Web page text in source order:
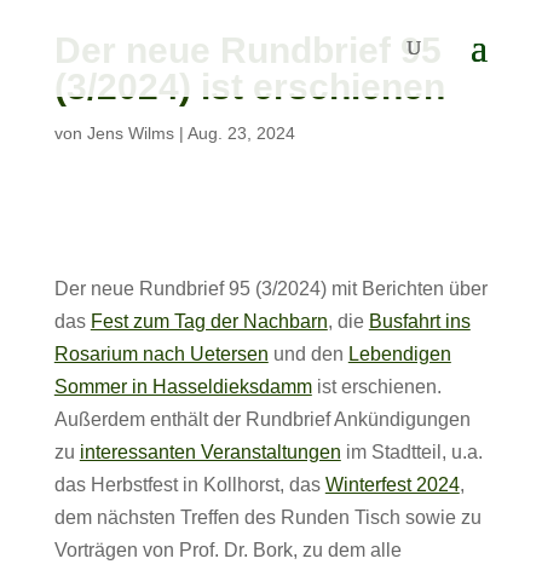
Der neue Rundbrief 95
(3/2024) ist erschienen
von Jens Wilms| Aug. 23, 2024
Der neue Rundbrief 95 (3/2024) mit Berichten über
das Fest zum Tag der Nachbarn, die Busfahrt ins
Rosarium nach Uetersen und den Lebendigen
Sommer in Hasseldieksdammist erschienen.
Außerdem enthält der Rundbrief Ankündigungen
zu interessanten Veranstaltungen im Stadtteil, u.a.
das Herbstfest in Kollhorst, das Winterfest 2024,
dem nächsten Treffen des Runden Tisch sowie zu
Vorträgen von Prof. Dr. Bork, zu dem alle